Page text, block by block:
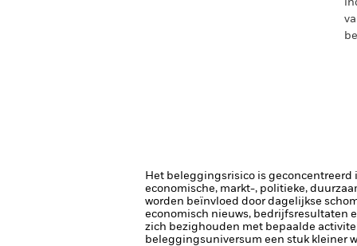
Het beleggingsrisico is geconcentreerd
economische, markt-, politieke,
worden beïnvloed door dagelijkse
economisch nieuws, bedrijfsresultaten
zich bezighouden met bepaalde
beleggingsuniversum een stuk kleiner